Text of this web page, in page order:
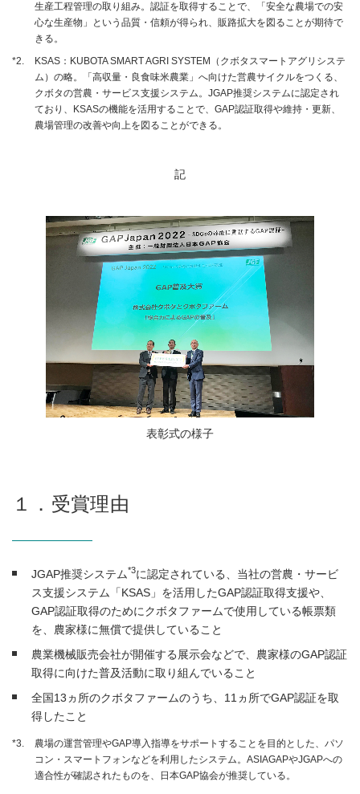
生産工程管理の取り組み。認証を取得することで、「安全な農場での安
心な生産物」という品質・信頼が得られ、販路拡大を図ることが期待で
きる。
*2.
KSAS：KUBOTA SMART AGRI SYSTEM（クボタスマートアグリシステ
ム）の略。「高収量・良食味米農業」へ向けた営農サイクルをつくる、
クボタの営農・サービス支援システム。JGAP推奨システムに認定され
ており、KSASの機能を活用することで、GAP認証取得や維持・更新、
農場管理の改善や向上を図ることができる。
記
表彰式の様子
１．受賞理由
JGAP推奨システム*3に認定されている、当社の営農・サービ
ス支援システム「KSAS」を活用したGAP認証取得支援や、
GAP認証取得のためにクボタファームで使用している帳票類
を、農家様に無償で提供していること
農業機械販売会社が開催する展示会などで、農家様のGAP認証
取得に向けた普及活動に取り組んでいること
全国13ヵ所のクボタファームのうち、11ヵ所でGAP認証を取
得したこと
*3.
農場の運営管理やGAP導入指導をサポートすることを目的とした、パソ
コン・スマートフォンなどを利用したシステム。ASIAGAPやJGAPへの
適合性が確認されたものを、日本GAP協会が推奨している。